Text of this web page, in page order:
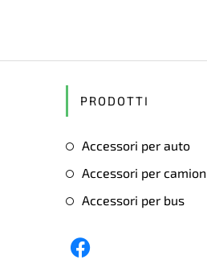
PRODOTTI
Accessori per auto
Accessori per camion
Accessori per bus